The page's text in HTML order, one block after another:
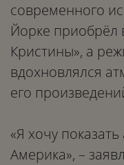
современного
Йорке приобрёл
Кристины», а
вдохновлялся
его
«Я хочу
Америка», –